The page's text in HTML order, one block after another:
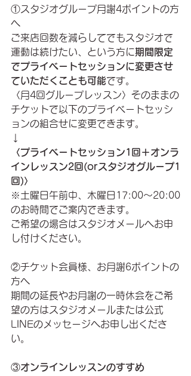
①スタジオグループ月謝4ポイントの方
へ
ご来店回数を減らしてでもスタジオで
運動は続けたい、という方に期間限定
でプライベートセッションに変更させ
ていただくことも可能です。
〈月4回グループレッスン〉そのままの
チケットで以下のプライベートセッシ
ョンの組合せに変更できます。
〈プライベートセッション1回＋オンラ
インレッスン2回(orスタジオグループ1
回)〉
※土曜日午前中、木曜日17:00〜20:00
のお時間でご案内できます。
ご希望の場合はスタジオメールへお申
し付けください。
②チケット会員様、お月謝6ポイントの
方へ
期間の延長やお月謝の一時休会をご希
望の方はスタジオメールまたは公式
LINEのメッセージへお申し出くださ
い。
③オンラインレッスンのすすめ